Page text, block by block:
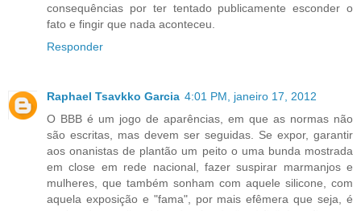
consequências por ter tentado publicamente esconder o
fato e fingir que nada aconteceu.
Responder
Raphael Tsavkko Garcia 4:01 PM, janeiro 17, 2012
O BBB é um jogo de aparências, em que as normas não
são escritas, mas devem ser seguidas. Se expor, garantir
aos onanistas de plantão um peito o uma bunda mostrada
em close em rede nacional, fazer suspirar marmanjos e
mulheres, que também sonham com aquele silicone, com
aquela exposição e "fama", por mais efêmera que seja, é